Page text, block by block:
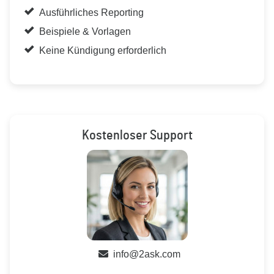
Ausführliches Reporting
Beispiele & Vorlagen
Keine Kündigung erforderlich
Kostenloser Support
info@2ask.com